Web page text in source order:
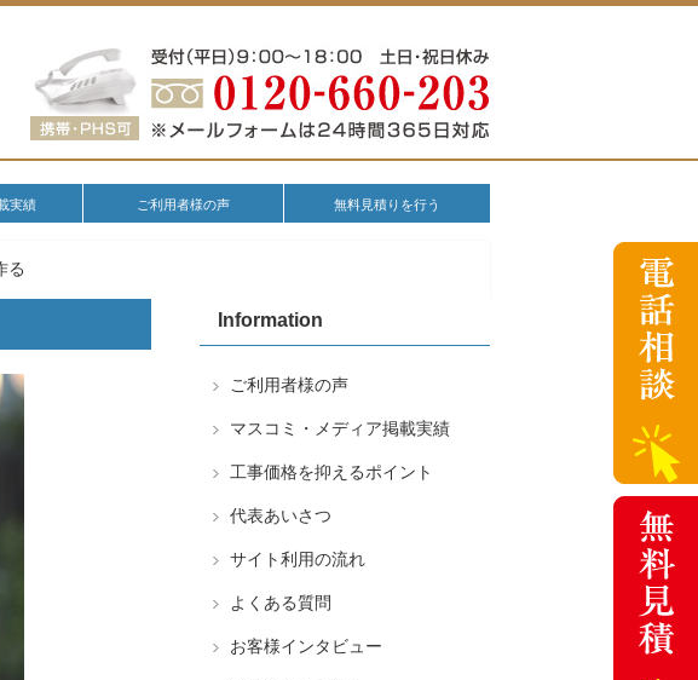
実績 ご利用者様の声 無料見積りを行う
る
Information
ご利用者様の声
マスコミ・メディア掲載実績
工事価格を抑えるポイント
代表あいさつ
サイト利用の流れ
よくある質問
お客様インタビュー